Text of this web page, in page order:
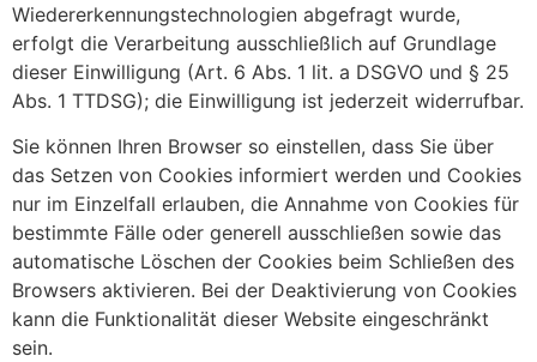
Wiedererkennungstechnologien abgefragt wurde,
erfolgt die Verarbeitung ausschließlich auf Grundlage
dieser Einwilligung (Art. 6 Abs. 1 lit. a DSGVO und § 25
Abs. 1 TTDSG); die Einwilligung ist jederzeit widerrufbar.
Sie können Ihren Browser so einstellen, dass Sie über
das Setzen von Cookies informiert werden und Cookies
nur im Einzelfall erlauben, die Annahme von Cookies für
bestimmte Fälle oder generell ausschließen sowie das
automatische Löschen der Cookies beim Schließen des
Browsers aktivieren. Bei der Deaktivierung von Cookies
kann die Funktionalität dieser Website eingeschränkt
sein.